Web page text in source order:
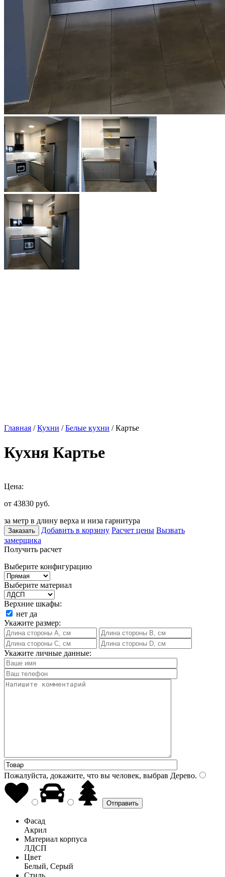
Главная /Кухни /Белые кухни / Картье
Кухня Картье
Цена:
от 43830 руб.
за метр в длину верха и низа гарнитура
Заказать Добавить в корзину Расчет цены Вызвать
замерщика
Получить расчет
Выберите конфигурацию
Выберите материал
Верхние шкафы:
нет да
Укажите размер:
Укажите личные данные:
Пожалуйста, докажите, что вы человек, выбрав Дерево.
Фасад
Акрил
Материал корпуса
ЛДСП
Цвет
Белый, Серый
Стиль